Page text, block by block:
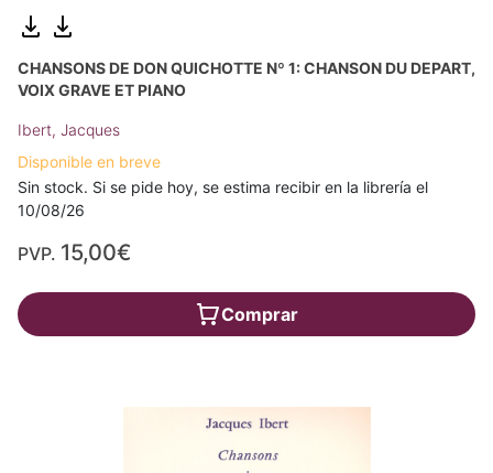
CHANSONS DE DON QUICHOTTE Nº 1: CHANSON DU DEPART,
VOIX GRAVE ET PIANO
Ibert, Jacques
Disponible en breve
Sin stock. Si se pide hoy, se estima recibir en la librería el
10/08/26
PVP. 15,00€
Comprar